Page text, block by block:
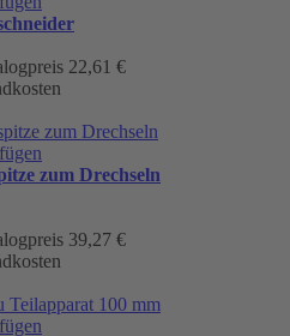
22,61 €
zum Drechseln
39,27 €